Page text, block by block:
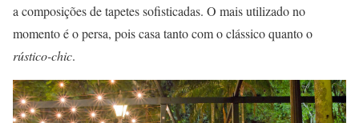
a composições de tapetes sofisticadas. O mais utilizado no
momento é o persa, pois casa tanto com o clássico quanto o
rústico-chic.